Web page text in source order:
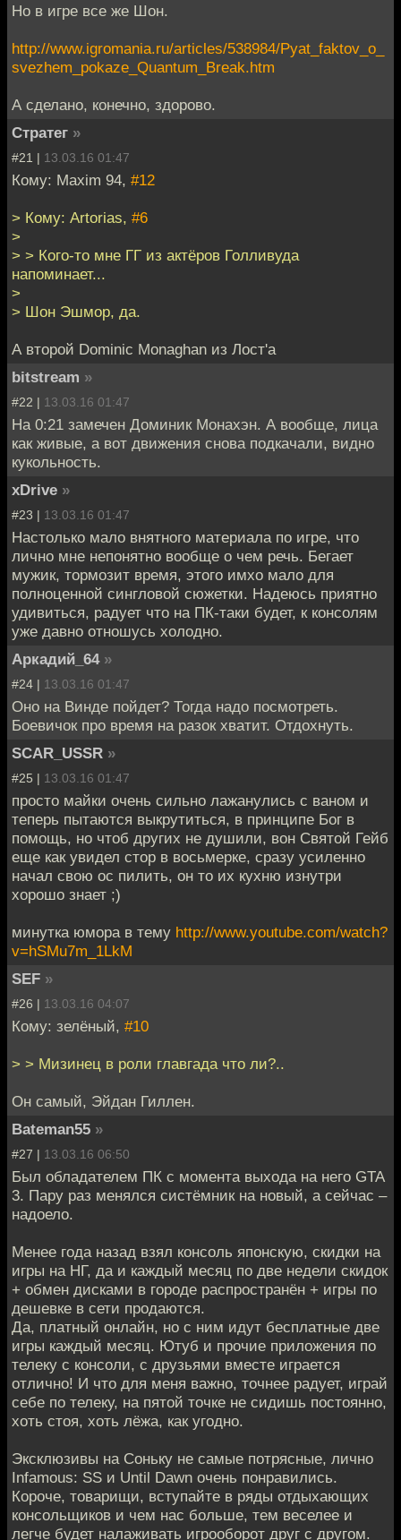
Но в игре все же Шон.
http://www.igromania.ru/articles/538984/Pyat_faktov_o_
svezhem_pokaze_Quantum_Break.htm
А сделано, конечно, здорово.
Стратег »
#21 | 13.03.16 01:47
Кому: Maxim 94, #12
> Кому: Artorias, #6
>
> > Кого-то мне ГГ из актёров Голливуда
напоминает...
>
> Шон Эшмор, да.
А второй Dominic Monaghan из Лост'а
bitstream »
#22 | 13.03.16 01:47
На 0:21 замечен Доминик Монахэн. А вообще, лица
как живые, а вот движения снова подкачали, видно
кукольность.
xDrive »
#23 | 13.03.16 01:47
Настолько мало внятного материала по игре, что
лично мне непонятно вообще о чем речь. Бегает
мужик, тормозит время, этого имхо мало для
полноценной сингловой сюжетки. Надеюсь приятно
удивиться, радует что на ПК-таки будет, к консолям
уже давно отношусь холодно.
Аркадий_64 »
#24 | 13.03.16 01:47
Оно на Винде пойдет? Тогда надо посмотреть.
Боевичок про время на разок хватит. Отдохнуть.
SCAR_USSR »
#25 | 13.03.16 01:47
просто майки очень сильно лажанулись с ваном и
теперь пытаются выкрутиться, в принципе Бог в
помощь, но чтоб других не душили, вон Святой Гейб
еще как увидел стор в восьмерке, сразу усиленно
начал свою ос пилить, он то их кухню изнутри
хорошо знает ;)
минутка юмора в тему http://www.youtube.com/watch?
v=hSMu7m_1LkM
SEF »
#26 | 13.03.16 04:07
Кому: зелёный, #10
> > Мизинец в роли главгада что ли?..
Он самый, Эйдан Гиллен.
Bateman55 »
#27 | 13.03.16 06:50
Был обладателем ПК с момента выхода на него GTA
3. Пару раз менялся систёмник на новый, а сейчас –
надоело.
Менее года назад взял консоль японскую, скидки на
игры на НГ, да и каждый месяц по две недели скидок
+ обмен дисками в городе распространён + игры по
дешевке в сети продаются.
Да, платный онлайн, но с ним идут бесплатные две
игры каждый месяц. Ютуб и прочие приложения по
телеку с консоли, с друзьями вместе играется
отлично! И что для меня важно, точнее радует, играй
себе по телеку, на пятой точке не сидишь постоянно,
хоть стоя, хоть лёжа, как угодно.
Эксклюзивы на Соньку не самые потрясные, лично
Infamous: SS и Until Dawn очень понравились.
Короче, товарищи, вступайте в ряды отдыхающих
консольщиков и чем нас больше, тем веселее и
легче будет налаживать игрооборот друг с другом.